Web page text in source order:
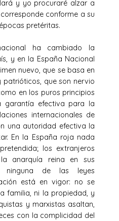
y yo procuraré alzar a
conforme a su
pretéritas.
ha cambiado la
y en la España Nacional
nuevo, que se basa en
patrióticos, que son nervio
en los puros principios
garantía efectiva para la
internacionales de
una autoridad efectiva la
En la España roja nada
los extranjeros
anarquía reina en sus
ninguna de las leyes
está en vigor: no se
familia, ni la propiedad, y
y marxistas asaltan,
con la complicidad del